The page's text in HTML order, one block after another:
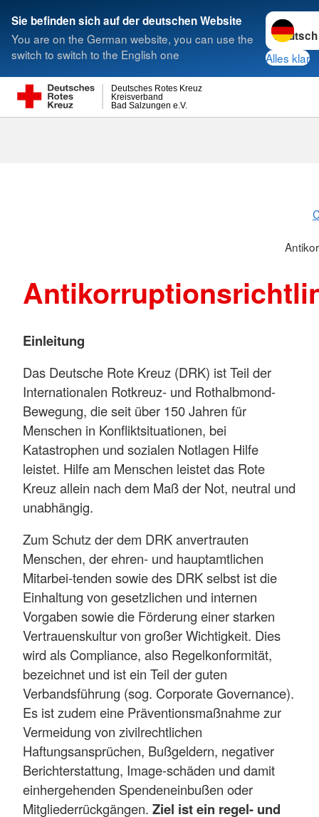
Sie befinden sich auf der deutschen Website
You are on the German website, you can use the
switch to switch to the English one
Sprache
Alles klar
Bad Salzungen e.V.
Kreisverband
Deutsches Rotes Kreuz
Suche
Einleitung
Das Deutsche Rote Kreuz (DRK) ist Teil der
Internationalen Rotkreuz- und Rothalbmond-
Bewegung, die seit über 150 Jahren für
Menschen in Konfliktsituationen, bei
Katastrophen und sozialen Notlagen Hilfe
leistet. Hilfe am Menschen leistet das Rote
Kreuz allein nach dem Maß der Not, neutral und
unabhängig.
Zum Schutz der dem DRK anvertrauten
Menschen, der ehren- und hauptamtlichen
Mitarbei-tenden sowie des DRK selbst ist die
Einhaltung von gesetzlichen und internen
Vorgaben sowie die Förderung einer starken
Vertrauenskultur von großer Wichtigkeit. Dies
wird als Compliance, also Regelkonformität,
bezeichnet und ist ein Teil der guten
Verbandsführung (sog. Corporate Governance).
Es ist zudem eine Präventionsmaßnahme zur
Vermeidung von zivilrechtlichen
Haftungsansprüchen, Bußgeldern, negativer
Berichterstattung, Image-schäden und damit
einhergehenden Spendeneinbußen oder
Mitgliederrückgängen. Ziel ist ein regel- und